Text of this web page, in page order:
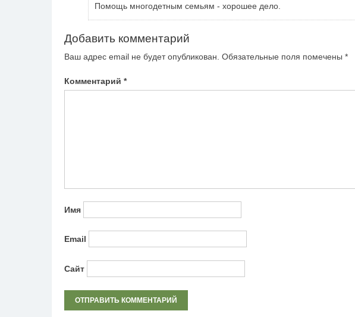
Помощь многодетным семьям - хорошее дело.
Добавить комментарий
Ваш адрес email не будет опубликован. Обязательные поля помечены *
Комментарий *
Имя
Email
Сайт